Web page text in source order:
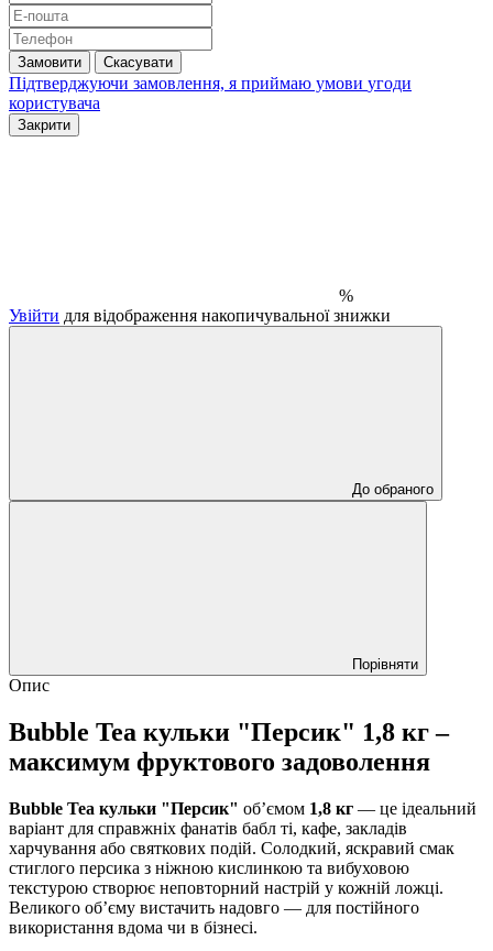
Замовити Скасувати
Підтверджуючи замовлення, я приймаю умови угоди
користувача
Закрити
%
Увійти для відображення накопичувальної знижки
До обраного
Порівняти
Опис
Bubble Tea кульки "Персик" 1,8 кг –
максимум фруктового задоволення
Bubble Tea кульки "Персик" об’ємом 1,8 кг — це ідеальний
варіант для справжніх фанатів бабл ті, кафе, закладів
харчування або святкових подій. Солодкий, яскравий смак
стиглого персика з ніжною кислинкою та вибуховою
текстурою створює неповторний настрій у кожній ложці.
Великого об’єму вистачить надовго — для постійного
використання вдома чи в бізнесі.